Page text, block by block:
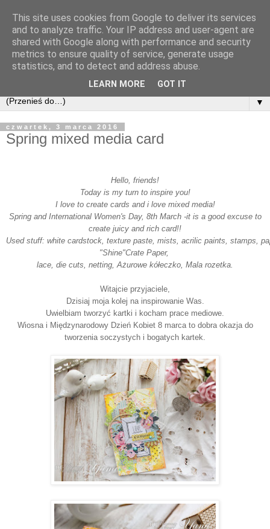
▼
czwartek, 3 marca 2016
Spring mixed media card
Hello, friends!
Today is my turn to inspire you!
I love to create cards and i love mixed media!
Spring and International Women's Day, 8th March -it is a good excuse to
create juicy and rich card!!
Used stuff: white cardstock, texture paste, mists, acrilic paints, stamps,
"Shine"Crate Paper,
laсe, die cuts, netting, Ażurowe kółeczko, Mala rozetka.
Witajcie przyjaciele,
Dzisiaj moja kolej na inspirowanie Was.
Uwielbiam tworzyć kartki i kocham prace mediowe.
Wiosna i Międzynarodowy Dzień Kobiet 8 marca to dobra okazja do
tworzenia soczystych i bogatych kartek.
This site uses cookies from Google to deliver its services
and to analyze traffic. Your IP address and user-agent are
shared with Google along with performance and security
metrics to ensure quality of service, generate usage
statistics, and to detect and address abuse.
LEARN MORE GOT IT